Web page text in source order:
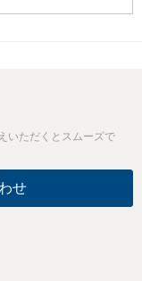
いただくとスムーズで
せ